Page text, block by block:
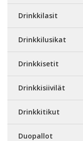
Drinkkilasit
Drinkkilusikat
Drinkkisetit
Drinkkisiivilät
Drinkkitikut
Duopallot